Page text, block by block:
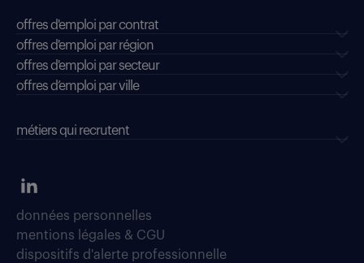
offres d'emploi par contrat
offres d'emploi par région
offres d'emploi par secteur
offres d’emploi par ville
métiers qui recrutent
données personnelles
mentions légales & CGU
dispositifs d'alerte professionnelle